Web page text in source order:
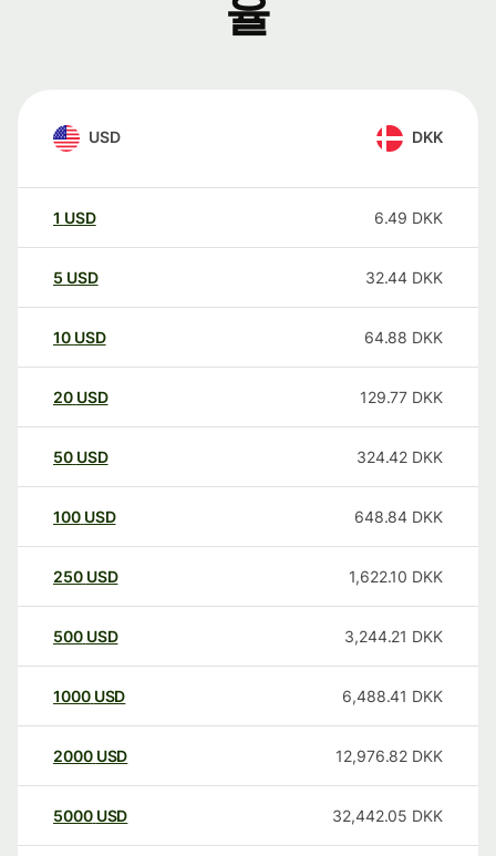
율
USD DKK
1 USD 6.49 DKK
5 USD 32.44 DKK
10 USD 64.88 DKK
20 USD 129.77 DKK
50 USD 324.42 DKK
100 USD 648.84 DKK
250 USD 1,622.10 DKK
500 USD 3,244.21 DKK
1000 USD 6,488.41 DKK
2000 USD 12,976.82 DKK
5000 USD 32,442.05 DKK